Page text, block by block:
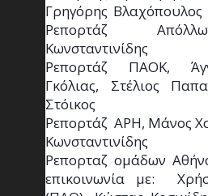
Γρηγόρης
Ρεπορτάζ
Ρεπορτάζ ΠΑΟΚ,
Γκόλιας, Στέλιος
Στόικος
Ρεπορτάζ  ΑΡΗ, Μάνος
Κωνσταντινίδης
Ρεπορταζ ομάδων
επικοινωνία με: